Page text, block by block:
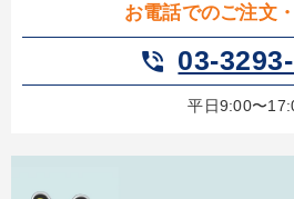
【4月】音声・映像 社員が自律的
最新トレンドと時代の潮流を押さえる
2025年春季全国経営者セミナー収録講
タル版（音声／動画ストリーミング・
お電話でのご注文
phone_in_talk 03-
平日9:00〜